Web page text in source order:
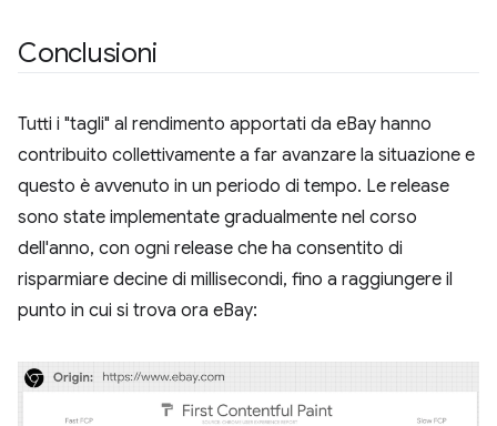
Conclusioni
Tutti i "tagli" al rendimento apportati da eBay hanno
contribuito collettivamente a far avanzare la situazione e
questo è avvenuto in un periodo di tempo. Le release
sono state implementate gradualmente nel corso
dell'anno, con ogni release che ha consentito di
risparmiare decine di millisecondi, fino a raggiungere il
punto in cui si trova ora eBay: